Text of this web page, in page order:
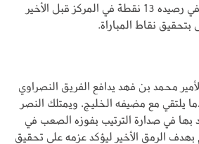
مالك يتحرك حيث يمتلك في رصيده 13 نقطة في المركز قبل الأخير
نقاط المباراة.
محمد بن فهد يدافع الفريق النصراوي
يلتقي مع مضيفه الخليج، ويمتلك النصر
ينفرد بها في صدارة الترتيب بفوزه الصعب في
بهدف الرمق الأخير ليؤكد عزمه على تحقيق